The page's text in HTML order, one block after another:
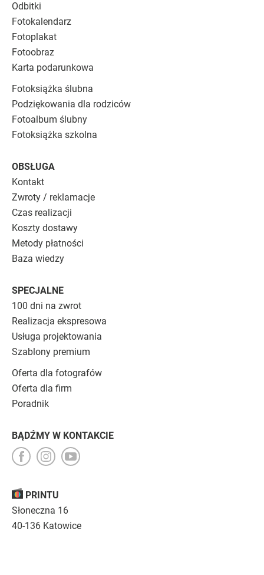
PRINTU
Słoneczna 16
40-136 Katowice
Odbitki
Fotokalendarz
Fotoplakat
Fotoobraz
Karta podarunkowa
Fotoksiążka ślubna
Podziękowania dla rodziców
Fotoalbum ślubny
Fotoksiążka szkolna
OBSŁUGA
Kontakt
Zwroty / reklamacje
Czas realizacji
Koszty dostawy
Metody płatności
Baza wiedzy
SPECJALNE
100 dni na zwrot
Realizacja ekspresowa
Usługa projektowania
Szablony premium
Oferta dla fotografów
Oferta dla firm
Poradnik
BĄDŹMY W KONTAKCIE